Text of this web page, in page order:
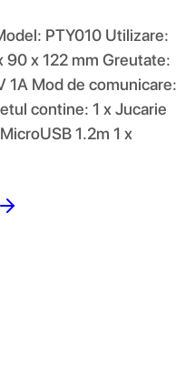
PTY010 Utilizare:
x 122 mm Greutate:
1A Mod de comunicare:
contine: 1 x Jucarie
1.2m 1 x